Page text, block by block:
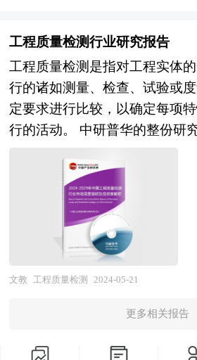
实指标，分析预测行业的发展前
个角度去评估企业市场地位，
性，已经为众多企业带来了最
值的咨询服务过程。 本研究咨
咨询公司领衔撰写，在大量周
上，主要依据了国家统计局、
改委、国家经济信息中心、国
国家海关总署、全国商业信息
监测中心、中国行业研究网以
刊杂志媒体提供的最新研究资
水晶行业的发展状况进行了深
国行业市场情况、技术现状、供
究，重点分析了国内外重点企
行了探讨，是水晶及相关企业
工程质量检测行业研究报告
工程质量检测是指对工程实体
行的诸如测量、检查、试验或
定要求进行比较，以确定每项
行的活动。 中研普华的整份研
述您所处的行业形势，为您提
普华在其多年的行业研究经验
的产业研究体系，一整套的产
内处于领先地位，是目前国内
最为深入、数据资源最为强大
列。报告充分体现了中研普华
的咨询背景和专家智力资源的优
等多层面信息源。依据权威数
文教 工程质量检测 2024-05-21
更多相关报告